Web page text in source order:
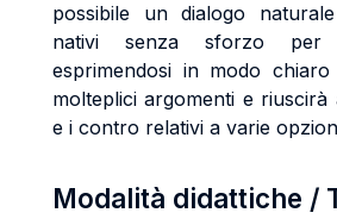
possibile un dialogo
nativi senza sforzo per
esprimendosi in modo
molteplici argomenti e
e i contro relativi a varie
Modalità didattiche /